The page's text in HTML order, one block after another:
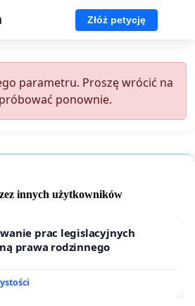
Złóż petycję
parametru. Proszę wrócić na
ponownie.
innych użytkowników
prac legislacyjnych
prawa rodzinnego